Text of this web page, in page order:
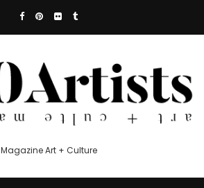
Magazine Art + Culture